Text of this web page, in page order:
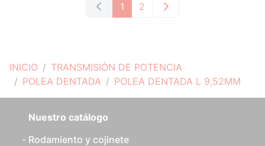
INICIO
TRANSMISIÓN DE POTENCIA
POLEA DENTADA
POLEA DENTADA L 9,52MM
1 2
Nuestro catálogo
Rodamiento y cojinete